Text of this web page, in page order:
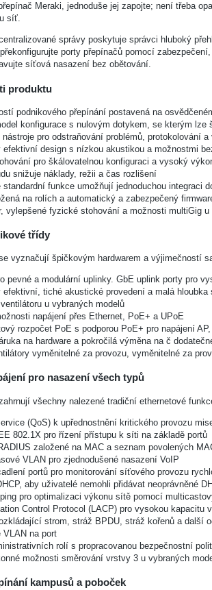
Meraki, jednoduše jej zapojte; není třeba
síť.
správy poskytuje správci hluboký
porty přepínačů pomocí
síťová nasazení bez obětování.
produktu
podnikového přepínání postavená na
konfigurace s nulovým dotykem, se kterým lze
nástroje pro odstraňování problémů, protokolování
efektivní design s nízkou akustikou a možnostmi
pro škálovatelnou konfiguraci a vysoký
snižuje náklady, režii a čas rozlišení
standardní funkce umožňují jednoduchou integraci
na rolích a automatický a zabezpečený
vylepšené fyzické stohování a možnosti multiGig u
třídy
vyznačují špičkovým hardwarem a výjimečností
pevné a modulární uplinky. GbE uplink porty pro
efektivní, tiché akustické provedení a malá
u vybraných modelů
napájení přes Ethernet, PoE+ a UPoE
rozpočet PoE s podporou PoE+ pro napájení
na hardware a pokročilá výměna na č
vyměnitelné za provozu, vyměnitelné za
pro nasazení všech typů
všechny nalezené tradiční ethernetové
(QoS) k upřednostnění kritického provozu
802.1X pro řízení přístupu k síti na základě portů
založené na MAC a seznam povolených
VLAN pro zjednodušené nasazení VoIP
portů pro monitorování síťového provozu
aby uživatelé nemohli přidávat neoprávněné
pro optimalizaci výkonu sítě pomocí
Control Protocol (LACP) pro vysokou
strom, stráž BPDU, stráž kořenů a další
VLAN na port
rolí s propracovanou bezpečnostní
možnosti směrování vrstvy 3 u vybraných
kampusů a poboček